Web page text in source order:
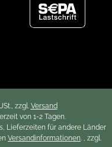
zzgl. Versand
von 1-2 Tagen.
Lieferzeiten für andere Länder
Versandinformationen. , zzgl.